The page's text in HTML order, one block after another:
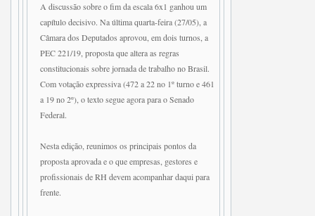
A discussão sobre o fim da escala 6x1 ganhou um
capítulo decisivo. Na última quarta-feira (27/05), a
Câmara dos Deputados aprovou, em dois turnos, a
PEC 221/19, proposta que altera as regras
constitucionais sobre jornada de trabalho no Brasil.
Com votação expressiva (472 a 22 no 1º turno e 461
a 19 no 2º), o texto segue agora para o Senado
Federal.
Nesta edição, reunimos os principais pontos da
proposta aprovada e o que empresas, gestores e
profissionais de RH devem acompanhar daqui para
frente.